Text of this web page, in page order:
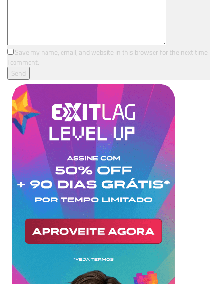
Save my name, email, and website in this browser for the next time
I comment.